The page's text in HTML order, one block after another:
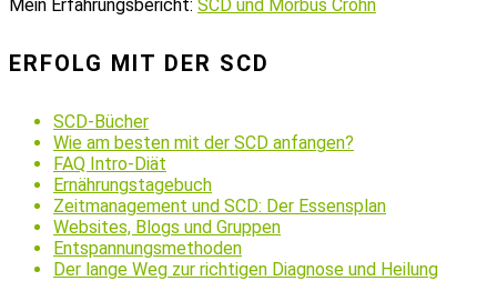
Mein Erfahrungsbericht: SCD und Morbus Crohn
ERFOLG MIT DER SCD
SCD-Bücher
Wie am besten mit der SCD anfangen?
FAQ Intro-Diät
Ernährungstagebuch
Zeitmanagement und SCD: Der Essensplan
Websites, Blogs und Gruppen
Entspannungsmethoden
Der lange Weg zur richtigen Diagnose und Heilung